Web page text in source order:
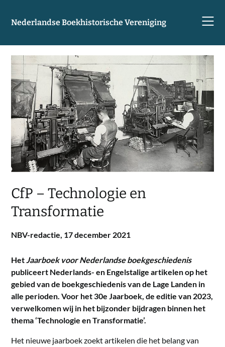
Nederlandse Boekhistorische Vereniging
CfP – Technologie en
Transformatie
NBV-redactie, 17 december 2021
HetJaarboek voor Nederlandse boekgeschiedenis
publiceert Nederlands- en Engelstalige artikelen op het
gebied van de boekgeschiedenis van de Lage Landen in
alle perioden. Voor het 30e Jaarboek, de editie van 2023,
verwelkomen wij in het bijzonder bijdragen binnen het
thema ‘Technologie en Transformatie’.
Het nieuwe jaarboek zoekt artikelen die het belang van